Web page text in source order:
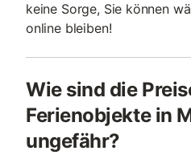
keine Sorge, Sie können
online bleiben!
Wie sind die
Ferienobjekte in
ungefähr?